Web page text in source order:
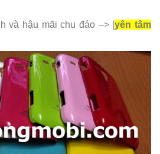
và hậu mãi chu đáo –> [yên tâm